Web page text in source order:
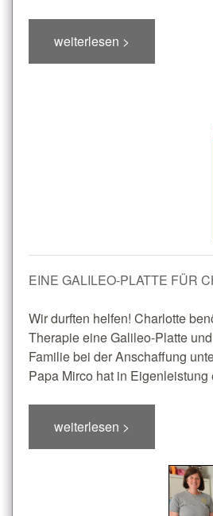
weiterlesen >
EINE GALILEO-PLATTE FÜR
Wir durften helfen! Charlotte
Therapie eine Galileo-Platte
Familie bei der Anschaffung
Papa Mirco hat in Eigenleistung
weiterlesen >